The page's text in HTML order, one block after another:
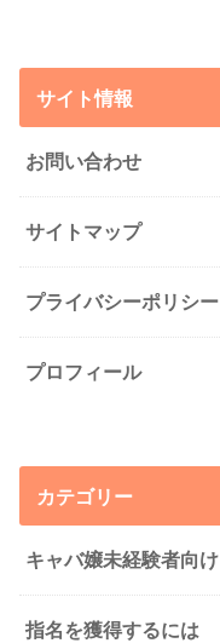
サイト情報
お問い合わせ
サイトマップ
プライバシーポリシー
プロフィール
カテゴリー
キャバ嬢未経験者向け
指名を獲得するには